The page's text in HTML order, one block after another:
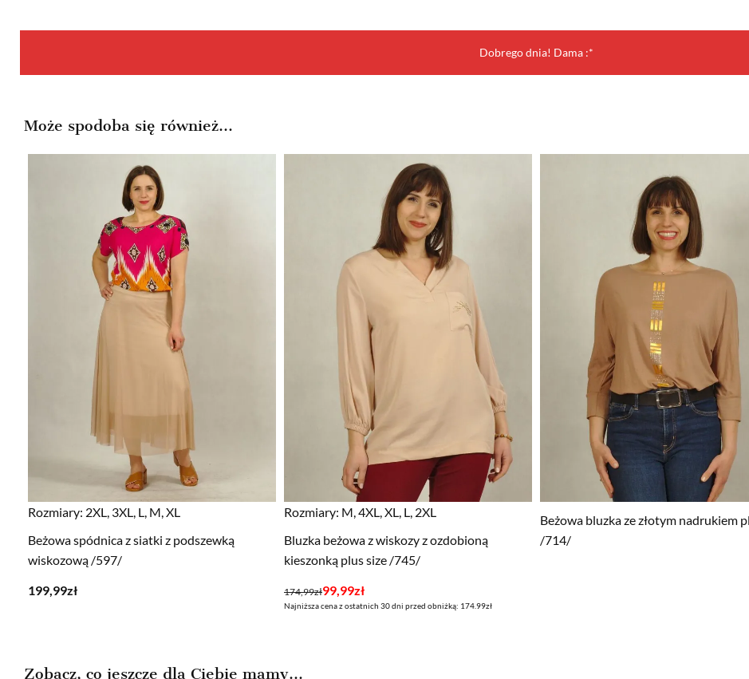
Dobrego dnia! Dama :*
Może spodoba się również…
Rozmiary: 2XL, 3XL, L, M, XL
Beżowa spódnica z siatki z podszewką
wiskozową /597/
199,99zł
Rozmiary: M, 4XL, XL, L, 2XL
Bluzka beżowa z wiskozy z ozdobioną
kieszonką plus size /745/
174,99zł
Pierwotna
cena
99,99zł
Aktualna
cena
Najniższa cena z ostatnich 30 dni przed obniżką: 174.99zł
Beżowa bluzka ze złotym nadrukiem
/714/
Zobacz, co jeszcze dla Ciebie mamy...